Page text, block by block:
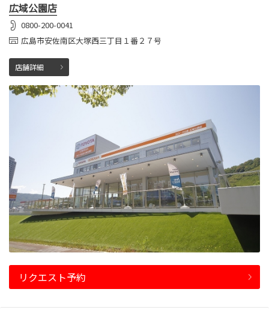
広域公園店
0800-200-0041
広島市安佐南区大塚西三丁目１番２７号
店舗詳細
リクエスト予約